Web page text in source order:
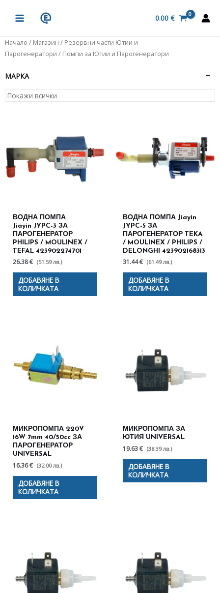
MENU
0.00 €
Начало / Магазин / Резервни части Ютии и
Парогенератори / Помпи за Ютии и Парогенератори
МАРКА
ВОДНА ПОМПА
Jiayin JYPC-3 ЗА
ПАРОГЕНЕРАТОР
PHILIPS / MOULINEX /
TEFAL 423902274701
26.38 € (51.59 лв.)
ДОБАВЯНЕ В
КОЛИЧКАТА
ВОДНА ПОМПА Jiayin
JYPC-5 ЗА
ПАРОГЕНЕРАТОР TEKA
/ MOULINEX / PHILIPS /
DELONGHI 423902168313
31.44 € (61.49 лв.)
ДОБАВЯНЕ В
КОЛИЧКАТА
МИКРОПОМПА 220V
16W 7mm 40/50cc ЗА
ПАРОГЕНЕРАТОР
UNIVERSAL
16.36 € (32.00 лв.)
ДОБАВЯНЕ В
КОЛИЧКАТА
МИКРОПОМПА ЗА
ЮТИЯ UNIVERSAL
19.63 € (38.39 лв.)
ДОБАВЯНЕ В
КОЛИЧКАТА